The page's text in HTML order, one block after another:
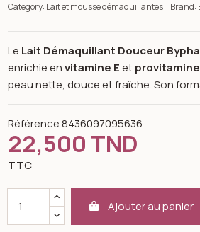
Category: Lait et mousse démaquillantes Brand:
Le Lait Démaquillant Douceur
enrichie envitamine Eetprovitamine
peau nette, douce et fraîche. Son
Référence 8436097095636
22,500 TND
TTC
Ajouter au panier